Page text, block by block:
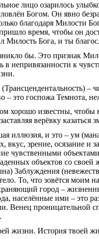
лицо озарилось
Богом. Он явно
благодаря Милости
время, чтобы он
Милость Бога, и ты
бы. Это признак
непривязанности к
–
– это госпожа Темнота,
хорошо известны, чтобы
верёвку казаться
иллюзия, и это – ум
вкус, зрение, осязание и
чувственными
объектов со
Заблуждения
То, что зовётся
город –
населённые ими – это
Венец проницательной
жизни. История твоей